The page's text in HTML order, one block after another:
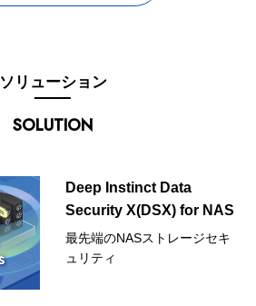
SOLUTION
ソリューション
Deep Instinct Data
Security X(DSX) for NAS
最先端のNASストレージセキ
ュリティ